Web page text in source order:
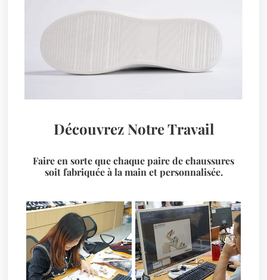
Découvrez Notre Travail
Faire en sorte que chaque paire de chaussures
soit fabriquée à la main et personnalisée.